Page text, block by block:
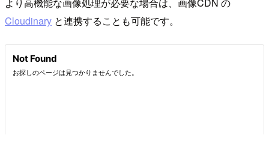
より高機能な画像処理が必要な場合は、画像CDN の
Cloudinary と連携することも可能です。